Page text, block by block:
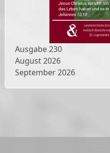
Ausgabe230
August 2026
September 2026